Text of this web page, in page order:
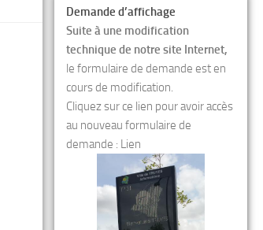
Demande d’affichage
Suite à une modification
technique de notre site Internet,
le formulaire de demande est en
cours de modification.
Cliquez sur ce lien pour avoir accès
au nouveau formulaire de
demande : Lien